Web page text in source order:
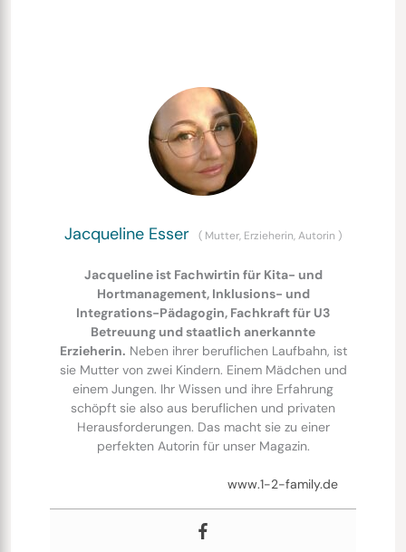
Jacqueline Esser ( Mutter, Erzieherin, Autorin )
Jacqueline ist Fachwirtin für Kita- und
Hortmanagement, Inklusions- und
Integrations-Pädagogin, Fachkraft für U3
Betreuung und staatlich anerkannte
Erzieherin. Neben ihrer beruflichen Laufbahn, ist
sie Mutter von zwei Kindern. Einem Mädchen und
einem Jungen. Ihr Wissen und ihre Erfahrung
schöpft sie also aus beruflichen und privaten
Herausforderungen. Das macht sie zu einer
perfekten Autorin für unser Magazin.
www.1-2-family.de